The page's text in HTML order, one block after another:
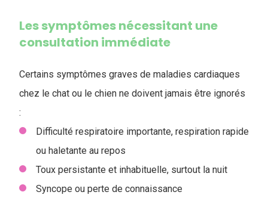
Les symptômes nécessitant une
consultation immédiate
Certains symptômes graves de maladies cardiaques
chez le chat ou le chien ne doivent jamais être ignorés
:
Difficulté respiratoire importante, respiration rapide
ou haletante au repos
Toux persistante et inhabituelle, surtout la nuit
Syncope ou perte de connaissance